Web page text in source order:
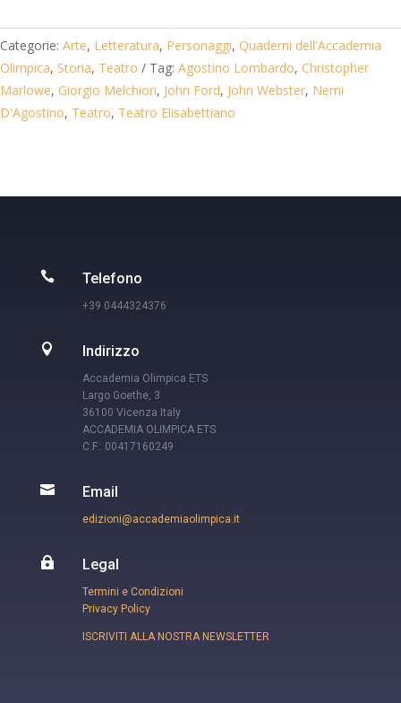
Categorie: Arte, Letteratura, Personaggi, Quaderni dell'Accademia
Olimpica, Storia, Teatro Tag: Agostino Lombardo, Christopher
Marlowe, Giorgio Melchiori, John Ford, John Webster, Nemi
D'Agostino, Teatro, Teatro Elisabettiano
 Telefono
+39 0444324376
 Indirizzo
Accademia Olimpica ETS
Largo Goethe, 3
36100 Vicenza Italy
ACCADEMIA OLIMPICA ETS
C.F.: 00417160249
 Email
edizioni@accademiaolimpica.it
 Legal
Termini e Condizioni
Privacy Policy
ISCRIVITI ALLA NOSTRA NEWSLETTER